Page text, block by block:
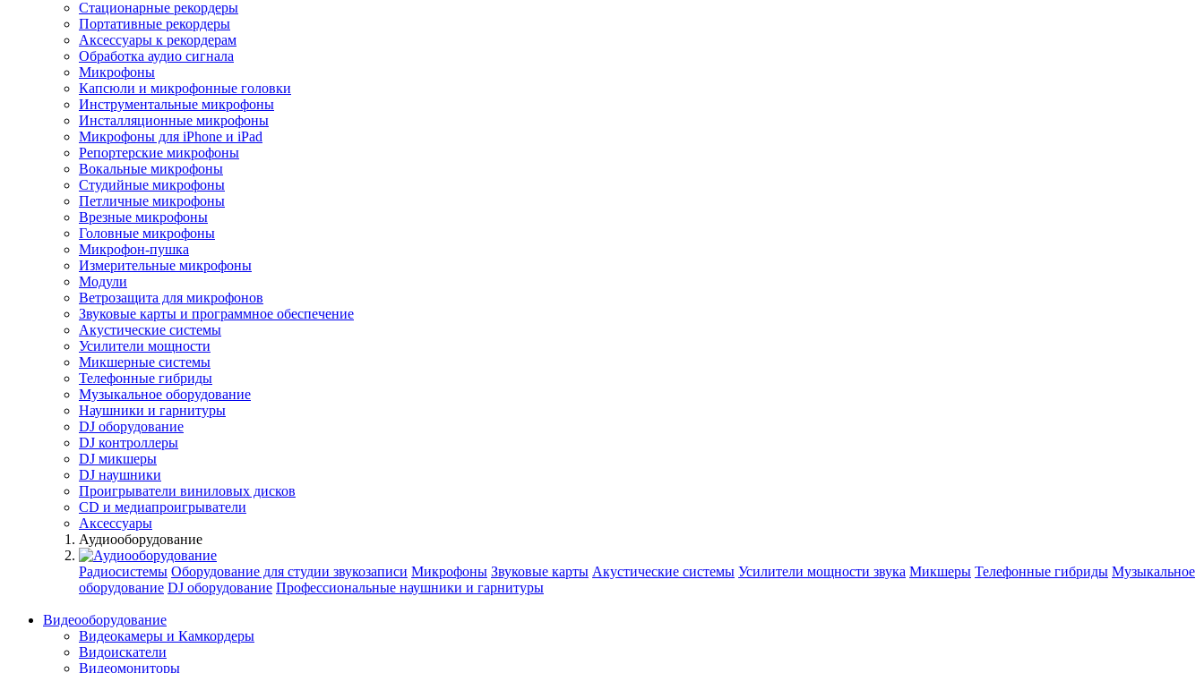
Стационарные рекордеры
Портативные рекордеры
Аксессуары к рекордерам
Обработка аудио сигнала
Микрофоны
Капсюли и микрофонные головки
Инструментальные микрофоны
Инсталляционные микрофоны
Микрофоны для iPhone и iPad
Репортерские микрофоны
Вокальные микрофоны
Студийные микрофоны
Петличные микрофоны
Врезные микрофоны
Головные микрофоны
Микрофон-пушка
Измерительные микрофоны
Модули
Ветрозащита для микрофонов
Звуковые карты и программное обеспечение
Акустические системы
Усилители мощности
Микшерные системы
Телефонные гибриды
Музыкальное оборудование
Наушники и гарнитуры
DJ оборудование
DJ контроллеры
DJ микшеры
DJ наушники
Проигрыватели виниловых дисков
СD и медиапроигрыватели
Аксессуары
Аудиооборудование
Радиосистемы Оборудование для студии звукозаписи Микрофоны Звуковые карты Акустические системы Усилители мощности звука Микшеры Телефонные гибриды Музыкальное
оборудование DJ оборудование Профессиональные наушники и гарнитуры
Видеооборудование
Видеокамеры и Камкордеры
Видоискатели
Видеомониторы